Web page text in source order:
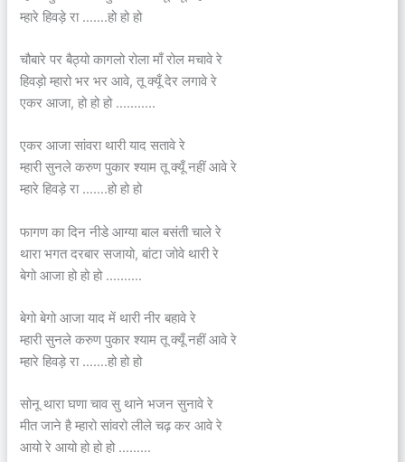
म्हारे हिवड़े रा …….हो हो हो
चौबारे पर बैठ्यो कागलो रोला माँ रोल मचावे रे
हिवड़ो म्हारो भर भर आवे, तू क्यूँ देर लगावे रे
एकर आजा, हो हो हो ………..
एकर आजा सांवरा थारी याद सतावे रे
म्हारी सुनले करुण पुकार श्याम तू क्यूँ नहीं आवे रे
म्हारे हिवड़े रा …….हो हो हो
फागण का दिन नीडे आग्या बाल बसंती चाले रे
थारा भगत दरबार सजायो, बांटा जोवे थारी रे
बेगो आजा हो हो हो ……….
बेगो बेगो आजा याद में थारी नीर बहावे रे
म्हारी सुनले करुण पुकार श्याम तू क्यूँ नहीं आवे रे
म्हारे हिवड़े रा …….हो हो हो
सोनू थारा घणा चाव सु थाने भजन सुनावे रे
मीत जाने है म्हारो सांवरो लीले चढ़ कर आवे रे
आयो रे आयो हो हो हो ………